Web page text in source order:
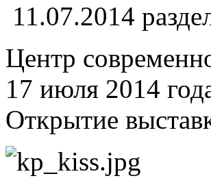
11.07.2014
Центр
17 июля 2014
Открытие